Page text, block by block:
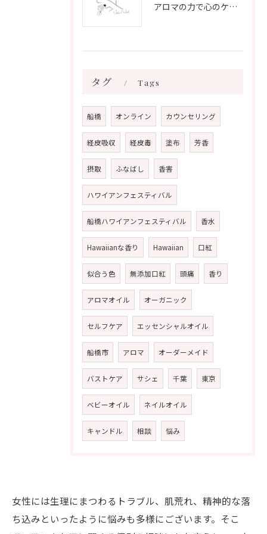
アロマの力で心のケアをする方法
タグ Tags
船橋 オンライン カウンセリング
経皮吸収 経皮毒 塗布 芳香
摂取 ふなばし 香害
ハワイアンフェスティバル
船橋ハワイアンフェスティバル 香水
Hawaiianな香り Hawaiian 口紅
似合う色 無添加口紅 頭痛 香り
アロマオイル オーガニック
セルフケア エッセンシャルオイル
船橋市 アロマ オーダーメイド
バストケア サシェ 千葉 東京
ベビーオイル ネイルオイル
キャンドル 相談 悩み
女性には生理にまつわるトラブル、肌荒れ、精神的な落
ち込みといったように悩みも多様にございます。そこ